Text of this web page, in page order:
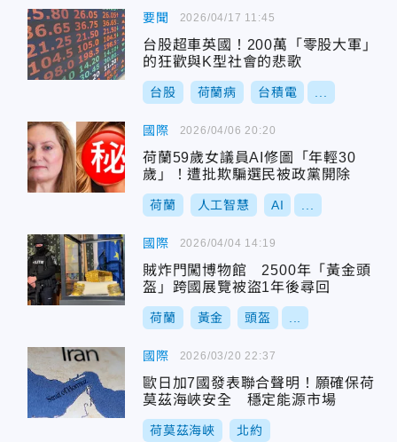
要聞
台股超車英國！200萬「零股大軍」
的狂歡與K型社會的悲歌
台股 荷蘭病 台積電
2026/04/17 11:45
國際
荷蘭59歲女議員AI修圖「年輕30
歲」！遭批欺騙選民被政黨開除
荷蘭 人工智慧 AI
2026/04/06 20:20
國際
賊炸門闖博物館 2500年「黃金頭
盔」跨國展覽被盜1年後尋回
荷蘭 黃金 頭盔
2026/04/04 14:19
國際
歐日加7國發表聯合聲明！願確保荷
莫茲海峽安全 穩定能源市場
荷莫茲海峽 北約
2026/03/20 22:37